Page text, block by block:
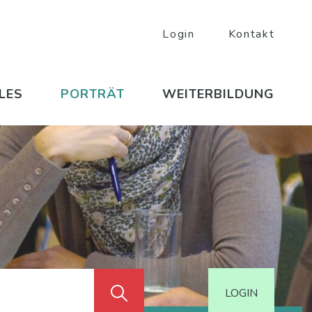
Login Kontakt
PORTRÄT WEITERBILDUNG
Suche starten
LOGIN